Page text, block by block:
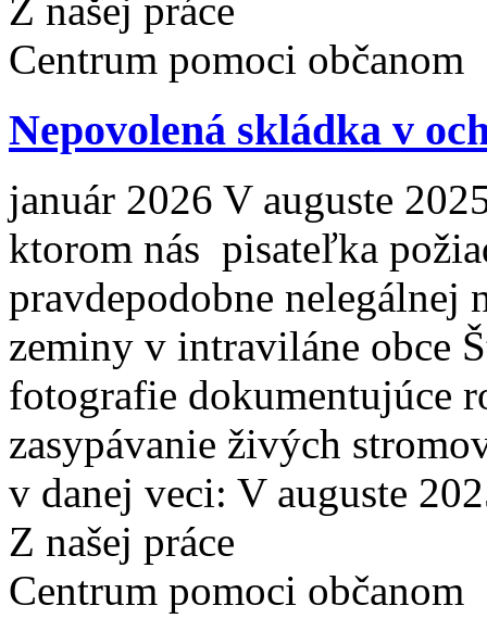
Z našej práce
Centrum pomoci občanom
Nepovolená skládka v
január 2026 V auguste
ktorom nás pisateľka
pravdepodobne nelegálnej
zeminy v intraviláne obce
fotografie dokumentujúce
zasypávanie živých
v danej veci: V auguste
Z našej práce
Centrum pomoci občanom